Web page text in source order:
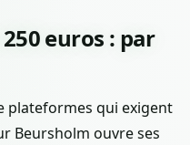
euros : par
plateformes qui exigent
Beursholm ouvre ses